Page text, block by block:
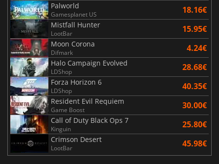
Palworld
Gamesplanet US 18.16€
Mistfall Hunter
LootBar 15.95€
Moon Corona
Difmark 4.24€
Halo Campaign Evolved
LDShop 28.68€
Forza Horizon 6
LDShop 40.35€
Resident Evil Requiem
Game Boost 30.00€
Call of Duty Black Ops 7
Kinguin 25.80€
Crimson Desert
LootBar 45.98€